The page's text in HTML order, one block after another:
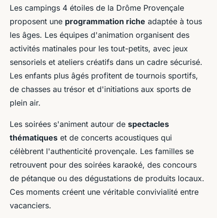
Les campings 4 étoiles de la Drôme Provençale
proposent une programmation riche adaptée à tous
les âges. Les équipes d'animation organisent des
activités matinales pour les tout-petits, avec jeux
sensoriels et ateliers créatifs dans un cadre sécurisé.
Les enfants plus âgés profitent de tournois sportifs,
de chasses au trésor et d'initiations aux sports de
plein air.
Les soirées s'animent autour de spectacles
thématiques et de concerts acoustiques qui
célèbrent l'authenticité provençale. Les familles se
retrouvent pour des soirées karaoké, des concours
de pétanque ou des dégustations de produits locaux.
Ces moments créent une véritable convivialité entre
vacanciers.